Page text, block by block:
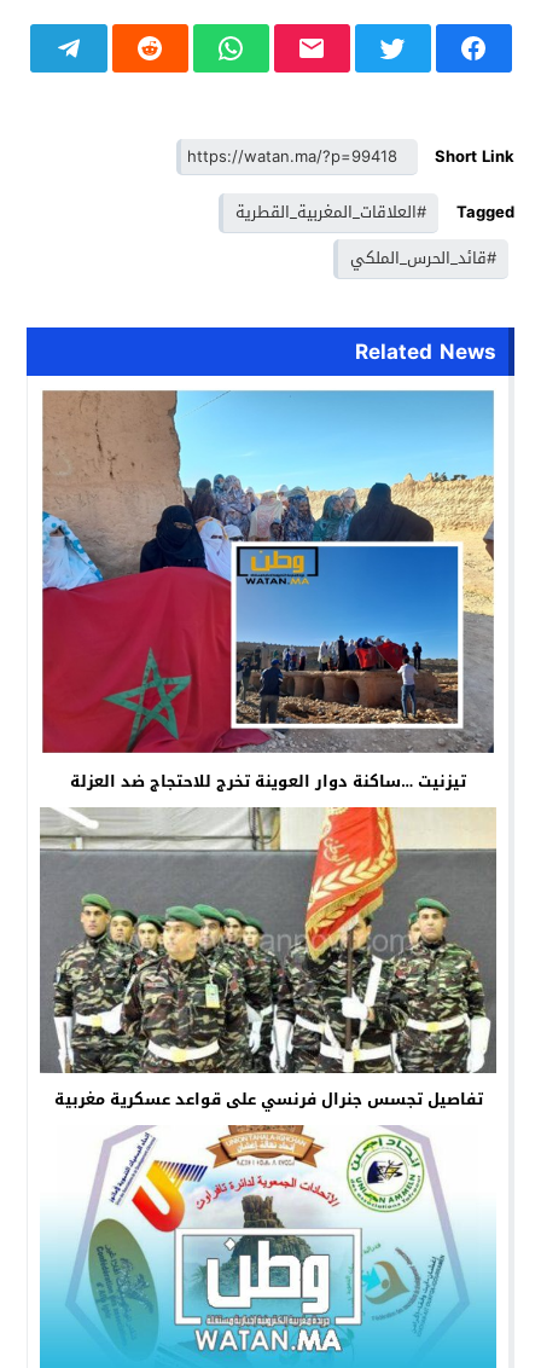
Short Link
Tagged
#العلاقات_المغربية_القطرية
#قائد_الحرس_الملكي
Related News
تيزنيت …ساكنة دوار العوينة تخرج للاحتجاج ضد العزلة
تفاصيل تجسس جنرال فرنسي على قواعد عسكرية مغربية